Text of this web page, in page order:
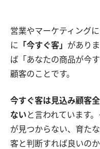
営業やマーケティング
に 「今すぐ客」 があり
ば「あなたの商品が今
顧客のことです。
今すぐ客は見込み顧客
ない と言われています
が見つからない、育た
客と判断すれば良いの